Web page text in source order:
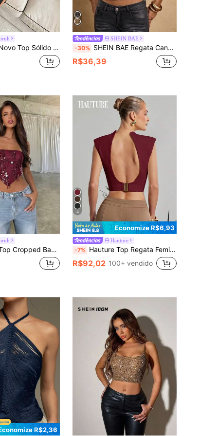
de Festa Glamorosa e Cintilante, Top Cropped Sexy Sem Costas com Lantejoulas, Top Cintilante, Top Brilhante, Top Halter, Tops Vermelhos para Mulheres
SHEIN BAE
-30% SHEIN BAE Regata Canelada Decotada Feminina Cor Sólida com Lantejoulas
R$36,39
Brilhantes Vermelho Vinho, Roupa Sexy para Festa, Música e Festival
4
Economize R$6,93
Hauture
-7% Hauture Top Regata Feminina de Escritório com Gola Retrô, Decote Nas Costas e Fecho Metálico Dourado
R$92,02 100+ vendido
R$2,36